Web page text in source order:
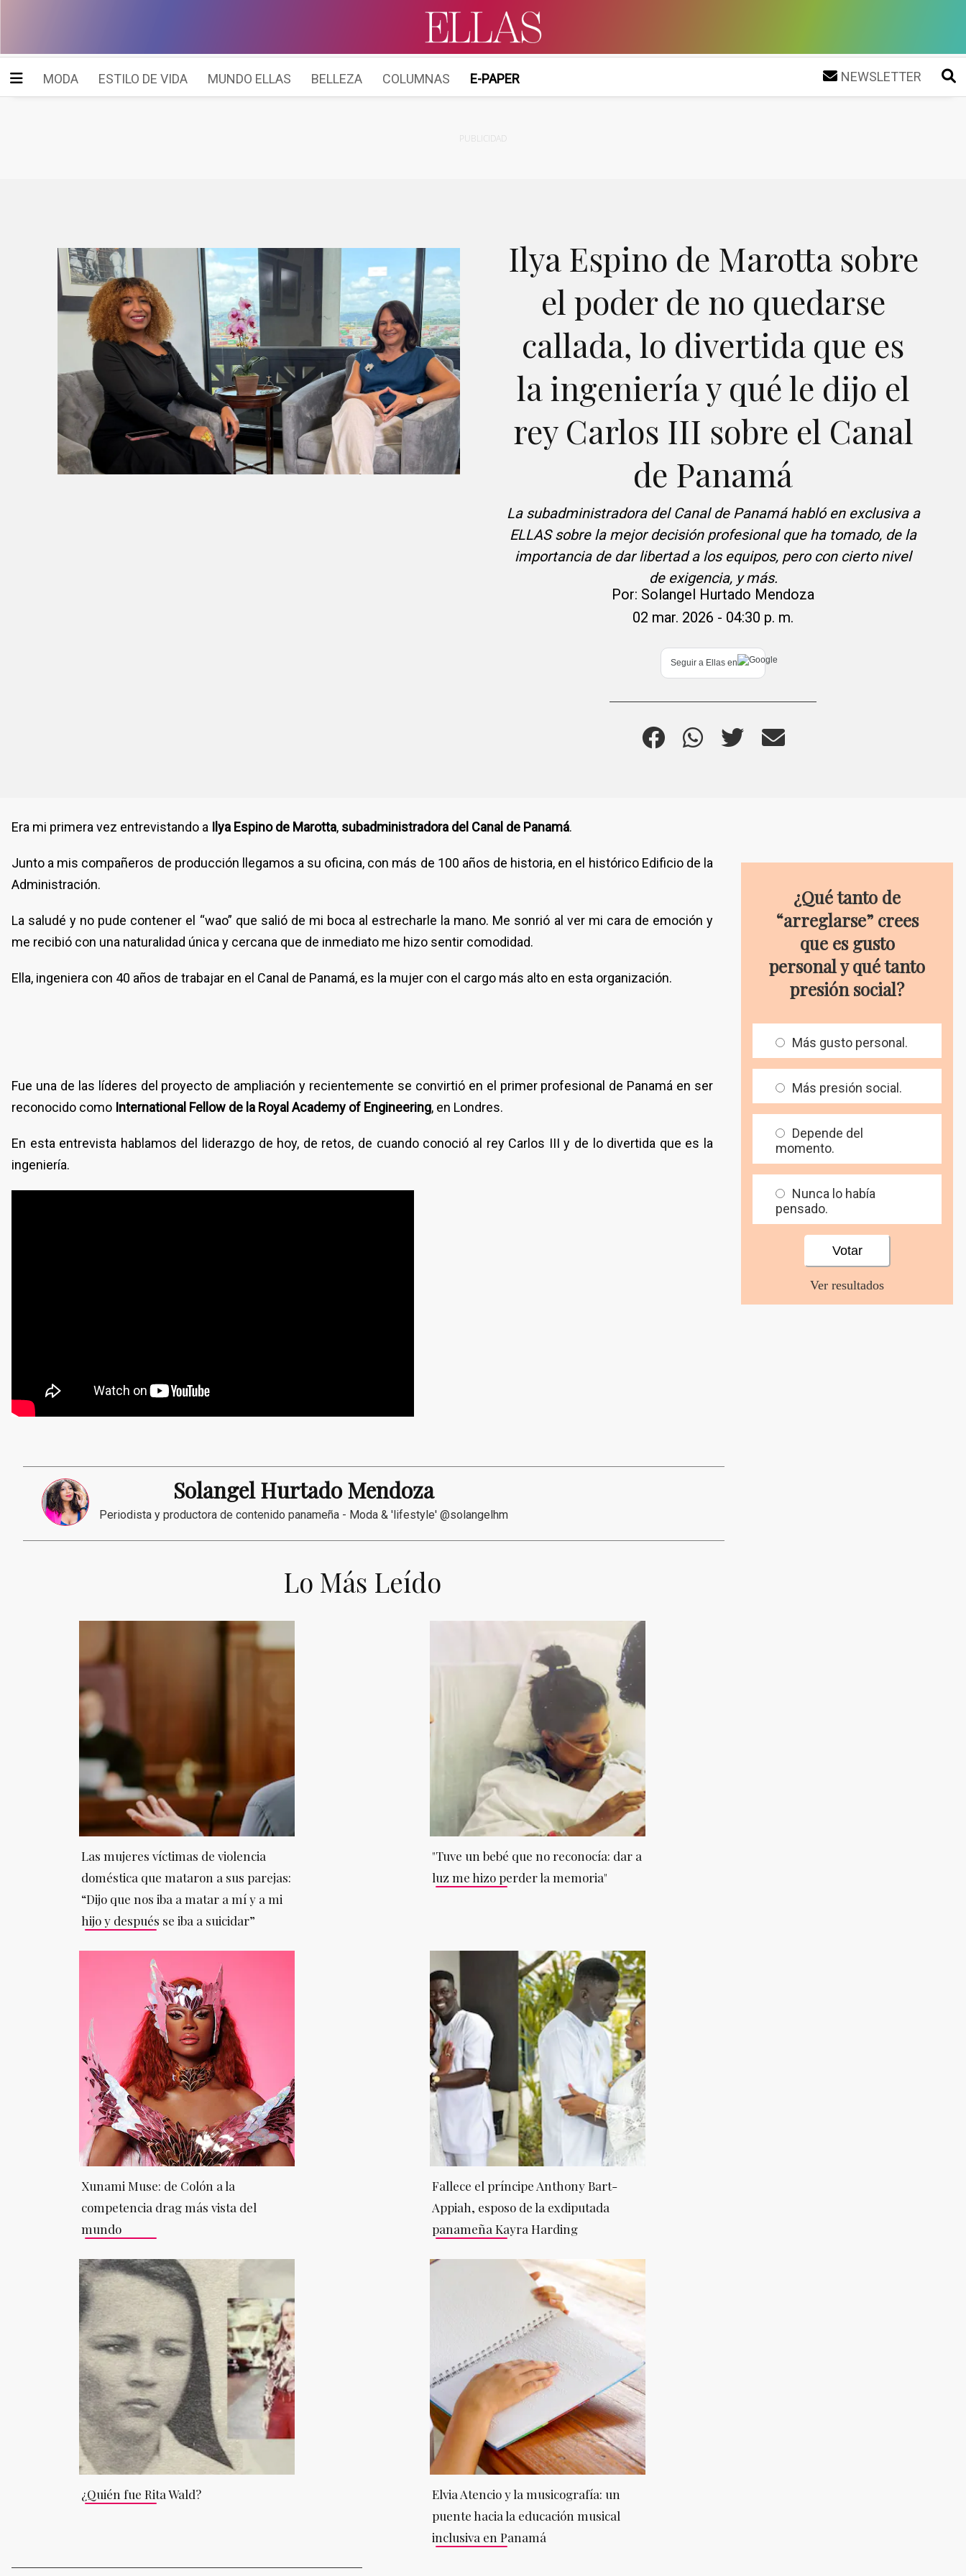
MODA ESTILO DE VIDA MUNDO ELLAS BELLEZA COLUMNAS E-PAPER NEWSLETTER
PUBLICIDAD
Ilya Espino de Marotta sobre
el poder de no quedarse
callada, lo divertida que es
la ingeniería y qué le dijo el
rey Carlos III sobre el Canal
de Panamá
La subadministradora del Canal de Panamá habló en exclusiva a
ELLAS sobre la mejor decisión profesional que ha tomado, de la
importancia de dar libertad a los equipos, pero con cierto nivel
de exigencia, y más.
Por: Solangel Hurtado Mendoza
02 mar. 2026 - 04:30 p. m.
Seguir a Ellas en
Era mi primera vez entrevistando a Ilya Espino de Marotta, subadministradora del Canal de Panamá.
Junto a mis compañeros de producción llegamos a su oficina, con más de 100 años de historia, en el histórico Edificio de la
Administración.
La saludé y no pude contener el “wao” que salió de mi boca al estrecharle la mano. Me sonrió al ver mi cara de emoción y
me recibió con una naturalidad única y cercana que de inmediato me hizo sentir comodidad.
Ella, ingeniera con 40 años de trabajar en el Canal de Panamá, es la mujer con el cargo más alto en esta organización.
Fue una de las líderes del proyecto de ampliación y recientemente se convirtió en el primer profesional de Panamá en ser
reconocido como International Fellow de la Royal Academy of Engineering, en Londres.
En esta entrevista hablamos del liderazgo de hoy, de retos, de cuando conoció al rey Carlos III y de lo divertida que es la
ingeniería.
Solangel Hurtado Mendoza
Periodista y productora de contenido panameña - Moda & 'lifestyle' @solangelhm
Lo Más Leído
Las mujeres víctimas de violencia
doméstica que mataron a sus parejas:
“Dijo que nos iba a matar a mí y a mi
hijo y después se iba a suicidar”
"Tuve un bebé que no reconocía: dar a
luz me hizo perder la memoria"
Xunami Muse: de Colón a la
competencia drag más vista del
mundo
Fallece el príncipe Anthony Bart-
Appiah, esposo de la exdiputada
panameña Kayra Harding
¿Quién fue Rita Wald?
Elvia Atencio y la musicografía: un
puente hacia la educación musical
inclusiva en Panamá
¿Qué tanto de
“arreglarse” crees
que es gusto
personal y qué tanto
presión social?
Más gusto personal.
Más presión social.
Depende del
momento.
Nunca lo había
pensado.
Ver resultados